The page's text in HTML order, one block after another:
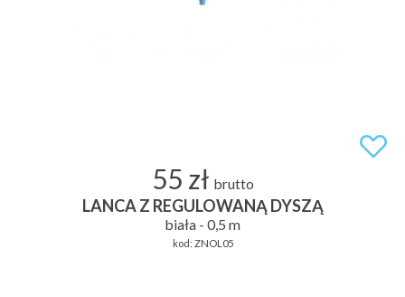
55 zł brutto
LANCA Z REGULOWANĄ DYSZĄ
biała - 0,5 m
kod: ZNOL05